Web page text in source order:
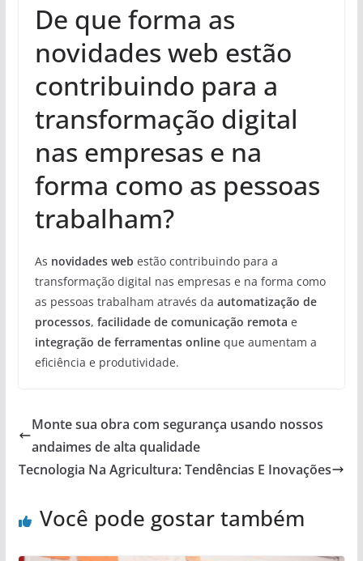
De que forma as
novidades web estão
contribuindo para a
transformação digital
nas empresas e na
forma como as pessoas
trabalham?
As novidades web estão contribuindo para a
transformação digital nas empresas e na forma como
as pessoas trabalham através da automatização de
processos, facilidade de comunicação remota e
integração de ferramentas onlineque aumentam a
eficiência e produtividade.
Monte sua obra com segurança usando nossos
andaimes de alta qualidade
Tecnologia Na Agricultura: Tendências E Inovações
Você pode gostar também